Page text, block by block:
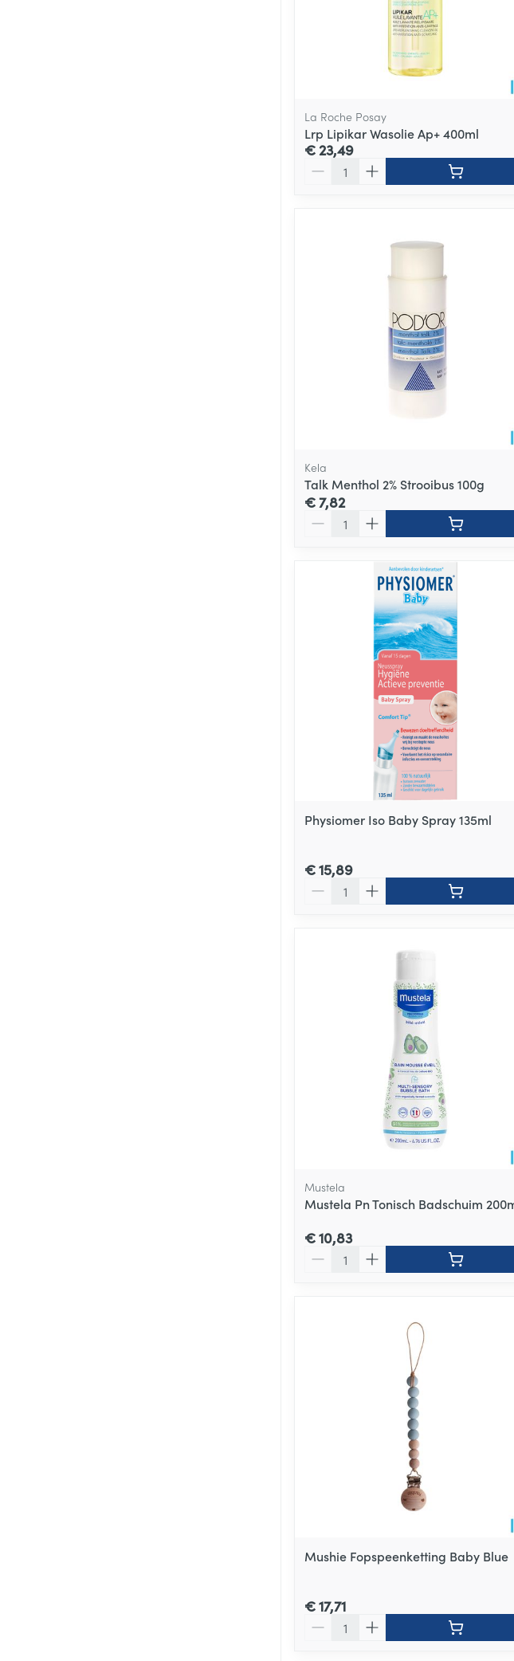
La Roche Posay
Lrp Lipikar Wasolie Ap+ 400ml
€ 23,49
Kela
Talk Menthol 2% Strooibus 100g
€ 7,82
Physiomer Iso Baby Spray 135ml
€ 15,89
Mustela
Mustela Pn Tonisch Badschuim
€ 10,83
Mushie Fopspeenketting Baby Blue
€ 17,71